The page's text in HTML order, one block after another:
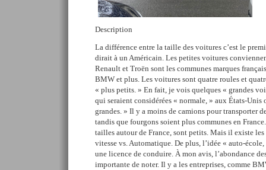
Description
La différence entre la taille des voitures c’est le
dirait à un Américain. Les petites voitures
Renault et Troën sont les communes marques
BMW et plus. Les voitures sont quatre roules et
« plus petits. » En fait, je vois quelques « grandes
qui seraient considérées « normale, » aux États-Unis
grandes. » Il y a moins de camions pour transporter
tandis que fourgons soient plus communes en
tailles autour de France, sont petits. Mais il existe
vitesse vs. Automatique. De plus, l’idée « auto-
une licence de conduire. À mon avis, l’abondance
importante de noter. Il y a les entreprises, comme